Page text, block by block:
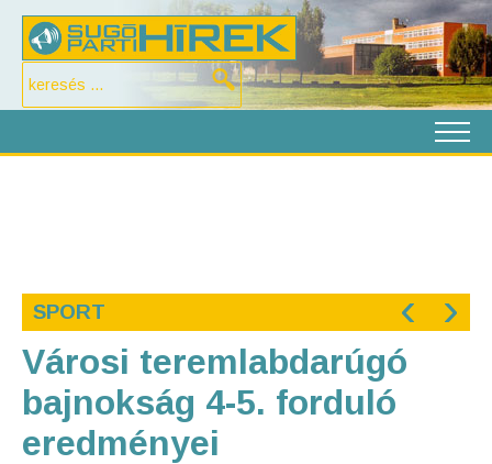
SPORT ‹ ›
Városi teremlabdarúgó
bajnokság 4-5. forduló
eredményei